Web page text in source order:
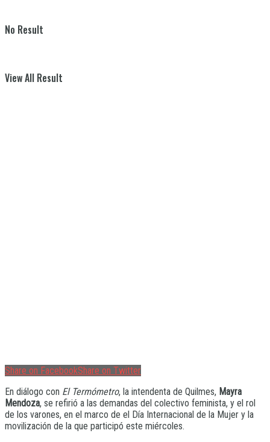
No Result
View All Result
Share on FacebookShare on Twitter
En diálogo con El Termómetro, la intendenta de Quilmes, Mayra
Mendoza, se refirió a las demandas del colectivo feminista, y el rol
de los varones, en el marco de el Día Internacional de la Mujer y la
movilización de la que participó este miércoles.